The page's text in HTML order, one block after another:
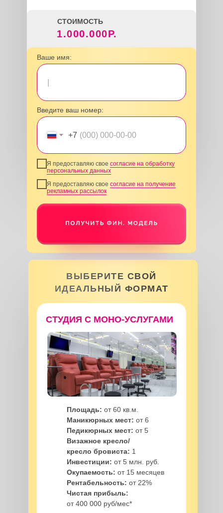
СТУДИЯ С МОНО-УСЛУГАМИ
Инвестиции: от 5 млн. руб.
Окупаемость: от 15 месяцев
Рентабельность: от 22%
Чистая прибыль:
от 400 000 руб/мес*
Площадь: от 60 кв.м.
Маникюрных мест: от 6
Педикюрных мест: от 5
Визажное кресло/
кресло бровиста: 1
ВЫБЕРИТЕ СВОЙ
ИДЕАЛЬНЫЙ ФОРМАТ
Ваше имя:
Введите ваш номер:
+7
Я предоставляю свое согласие на обработку
персональных данных
Я предоставляю свое согласие на получение
рекламных рассылок
СТОИМОСТЬ
1.000.000Р.